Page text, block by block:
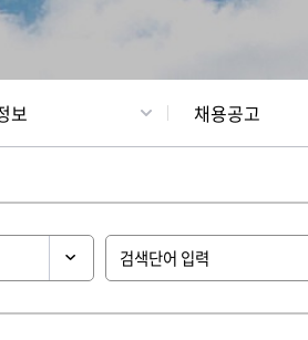
보 채용공고